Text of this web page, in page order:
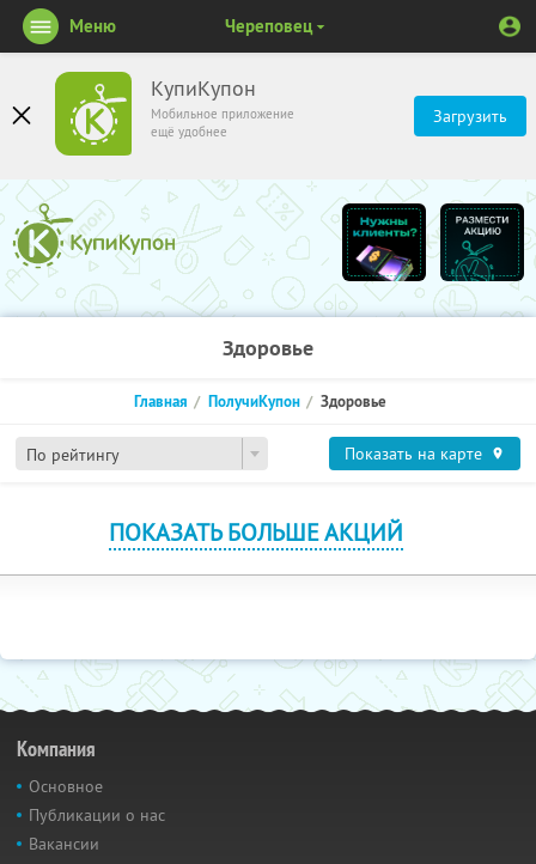
КупиКупон
Мобильное приложение
ещё удобнее
Загрузить
Меню Череповец
Здоровье
По рейтингу
Главная ПолучиКупон Здоровье
Показать на карте
ПОКАЗАТЬ БОЛЬШЕ АКЦИЙ
Компания
Основное
Публикации о нас
Вакансии